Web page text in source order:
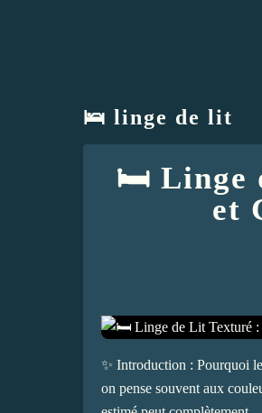
🛌 linge de lit
🛏️ Linge
et
✨ Introduction : Pourquoi
on pense souvent aux